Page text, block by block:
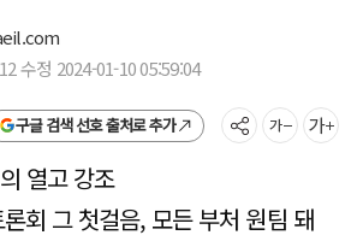
수정 2024-01-10 05:59:04
구글 검색 선호 출처로 추가
열고 강조
회 그 첫걸음, 모든 부처 원팀 돼